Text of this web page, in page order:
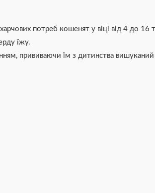
потреб кошенят у віці від 4 до
їжу.
прививаючи їм з дитинства вишуканий